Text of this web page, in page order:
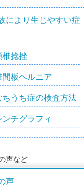
により生じやすい症
椎捻挫
間板ヘルニア
ちうち症の検査方法
ンチグラフィ
声など
声